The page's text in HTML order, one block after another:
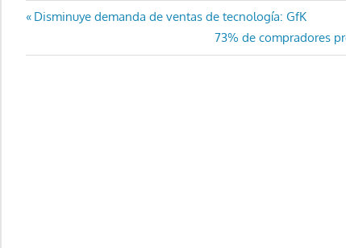
Navegación
de
Entrada
Disminuye demanda de ventas de tecnología: GfK
Entrada
siguiente:
73% de compradores